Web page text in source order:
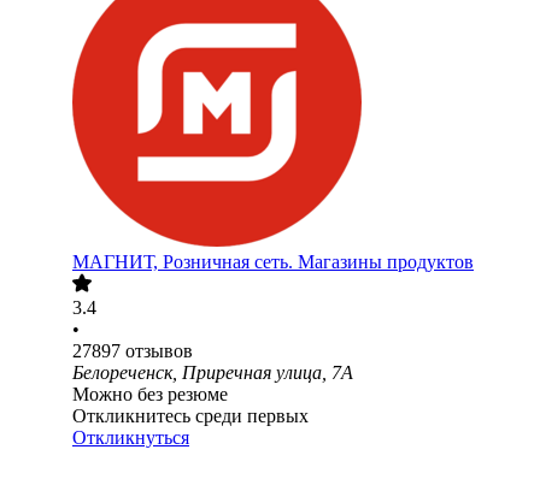
МАГНИТ, Розничная сеть. Магазины продуктов
3.4
•
27897 отзывов
Белореченск, Приречная улица, 7А
Можно без резюме
Откликнитесь среди первых
Откликнуться